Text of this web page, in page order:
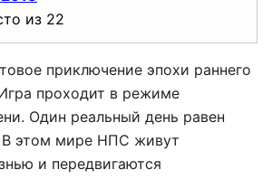
из 22
приключение эпохи раннего
проходит в режиме
Один реальный день равен
этом мире НПС живут
и передвигаются